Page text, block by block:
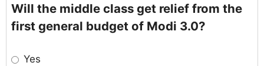
Will the middle class get relief from the
first general budget of Modi 3.0?
Yes